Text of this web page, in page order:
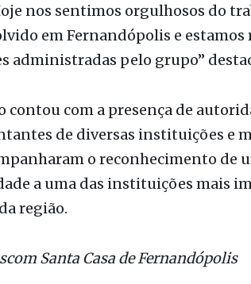
deixamos de ser um
um modelo de gestão
nos sentimos orgulhosos do
administradas pelo grupo”
contou com a presença de
de diversas instituições e
o reconhecimento de
região.